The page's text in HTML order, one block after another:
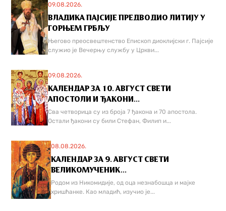
09.08.2026.
ВЛАДИКА ПАЈСИЈЕ ПРЕДВОДИО ЛИТИЈУ У
ГОРЊЕМ ГРБЉУ
Његово преосвештенство Епископ диоклијски г. Пајсије
служио је Вечерњу службу у Цркви...
09.08.2026.
КАЛЕНДАР ЗА 10. АВГУСТ СВЕТИ
АПОСТОЛИ И ЂАКОНИ...
Сва четворица су из броја 7 ђакона и 70 апостола.
Остали ђакони су били Стефан, Филип и...
08.08.2026.
КАЛЕНДАР ЗА 9. АВГУСТ СВЕТИ
ВЕЛИКОМУЧЕНИК...
Родом из Никомидије, од оца незнабошца и мајке
хришћанке. Као младић, изучио је...